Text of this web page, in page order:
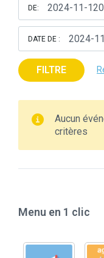
DE:
DATE DE :
FILTRE
Aucun
critères
Menu en 1 clic